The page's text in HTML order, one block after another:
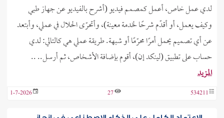
لدي عمل خاص، أعمل كمصمم فيديو (أشرح بالفيديو عن جهاز طبي
وكيف يعمل، أو أقدّم شرحًا لخدمة معينة)، وأتحرّى الحلال في عملي، وأبتعد
عن أي تصميم يحمل أمرًا محرّمًا أو شبهة. طريقة عملي هي كالتالي: لدي
حساب على تطبيق (لينكد إن)، أقوم بإضافة الأشخاص، ثم أرسل.. ..
المزيد
534211
27
1-7-2026